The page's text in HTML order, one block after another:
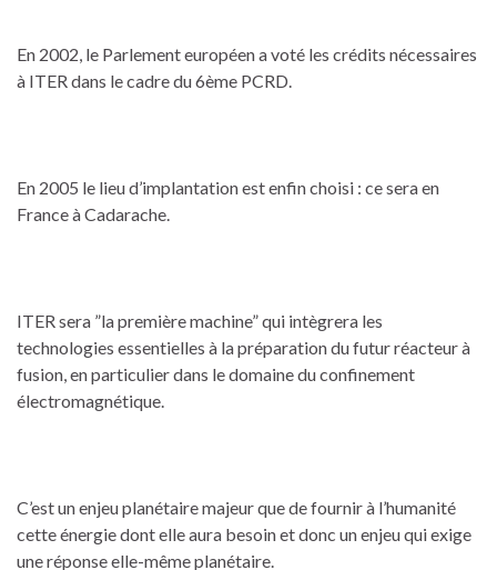
En 2002, le Parlement européen a voté les crédits nécessaires
à ITER dans le cadre du 6ème PCRD.
En 2005 le lieu d’implantation est enfin choisi : ce sera en
France à Cadarache.
ITER sera ”la première machine” qui intègrera les
technologies essentielles à la préparation du futur réacteur à
fusion, en particulier dans le domaine du confinement
électromagnétique.
C’est un enjeu planétaire majeur que de fournir à l’humanité
cette énergie dont elle aura besoin et donc un enjeu qui exige
une réponse elle-même planétaire.